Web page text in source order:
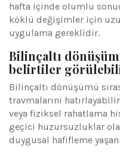
hafta içinde olumlu
köklü değişimler için
uygulama gereklidir.
Bilinçaltı
belirtiler
Bilinçaltı dönüşümü
travmalarını
veya fiziksel rahatlama
geçici huzursuzluklar
duygusal hafifleme